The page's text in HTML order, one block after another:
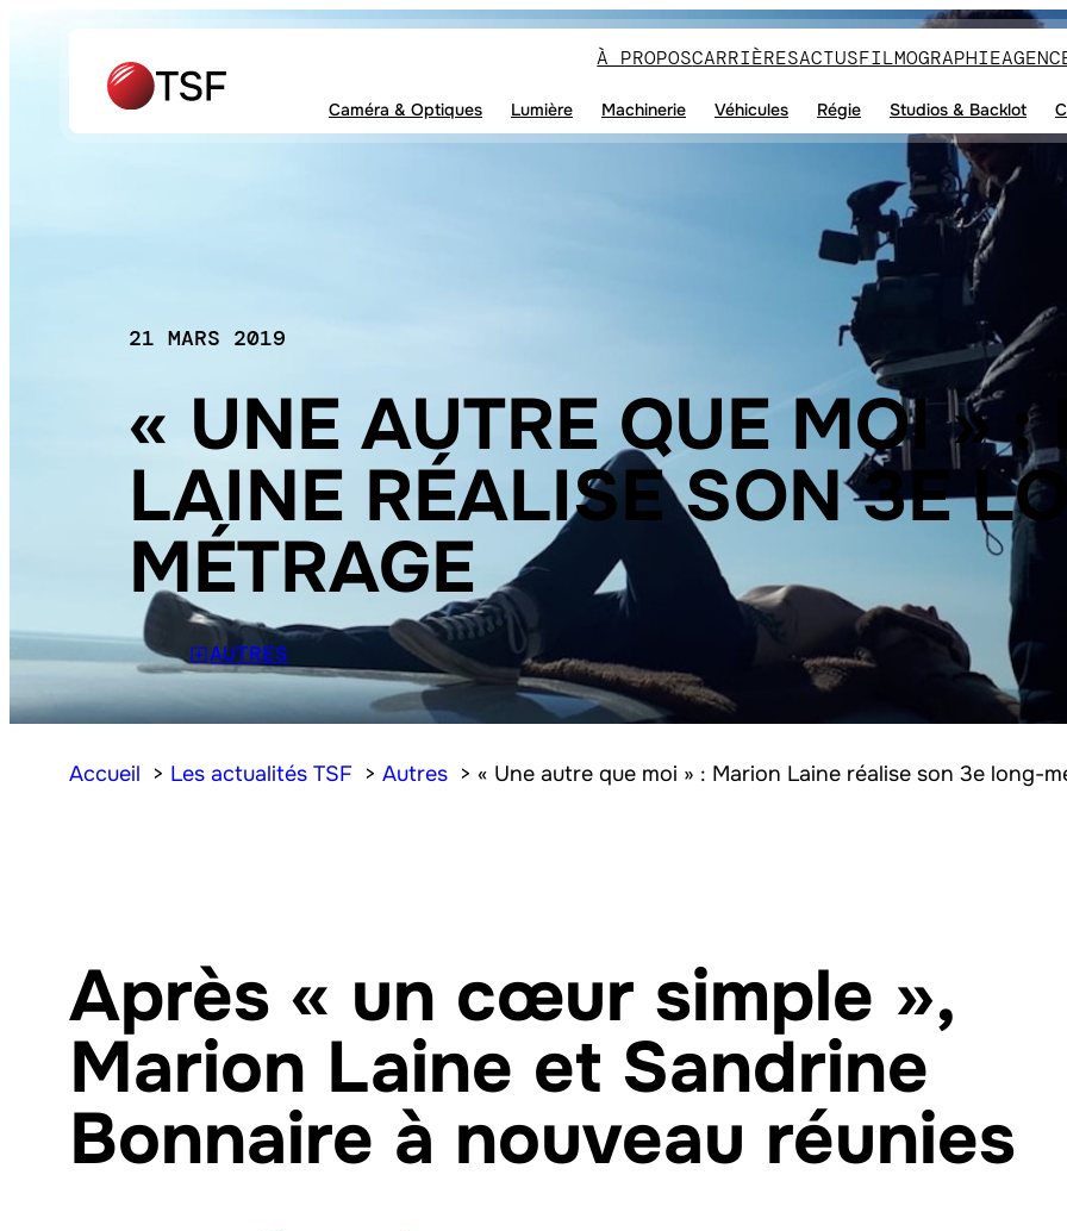
À PROPOSCARRIÈRESACTUSFILMOGRAPHIE
Caméra & Optiques Lumière Machinerie Véhicules Régie Studios & Backlot
21 MARS 2019
« UNE AUTRE QUE MOI » :
LAINE RÉALISE SON 3E
MÉTRAGE
AUTRES
Accueil Les actualités TSF Autres « Une autre que moi » : Marion Laine réalise son 3e long-
Après « un cœur simple »,
Marion Laine et Sandrine
Bonnaire à nouveau réunies